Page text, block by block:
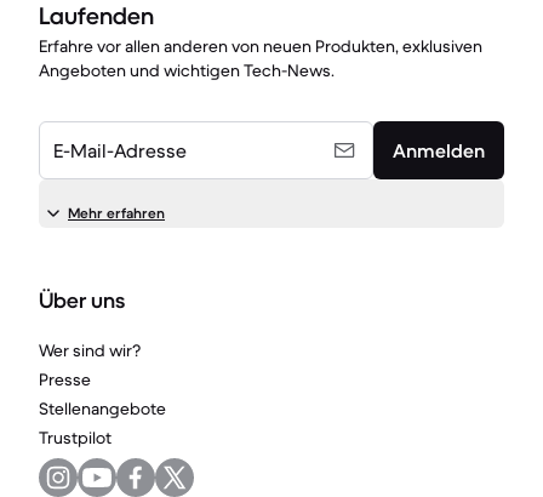
Laufenden
Erfahre vor allen anderen von neuen Produkten, exklusiven
Angeboten und wichtigen Tech-News.
E-Mail-Adresse Anmelden
Mehr erfahren
Über uns
Wer sind wir?
Presse
Stellenangebote
Trustpilot